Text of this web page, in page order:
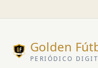
Golden
PERIÓDICO